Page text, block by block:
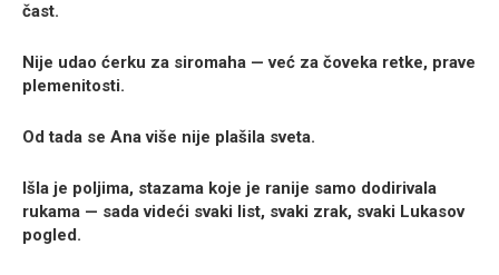
čast.
Nije udao ćerku za siromaha — već za čoveka retke, prave
plemenitosti.
Od tada se Ana više nije plašila sveta.
Išla je poljima, stazama koje je ranije samo dodirivala
rukama — sada videći svaki list, svaki zrak, svaki Lukasov
pogled.